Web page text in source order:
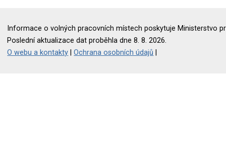
Informace o volných pracovních místech poskytuje Ministerstvo
Poslední aktualizace dat proběhla dne 8. 8. 2026.
O webu a kontakty |Ochrana osobních údajů